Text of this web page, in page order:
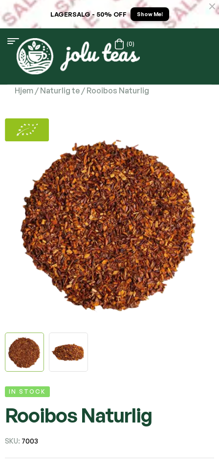
LAGERSALG - 50% OFF Show Me!
(0)
Hjem / Naturlig te / Rooibos Naturlig
IN STOCK
Rooibos Naturlig
SKU: 7003